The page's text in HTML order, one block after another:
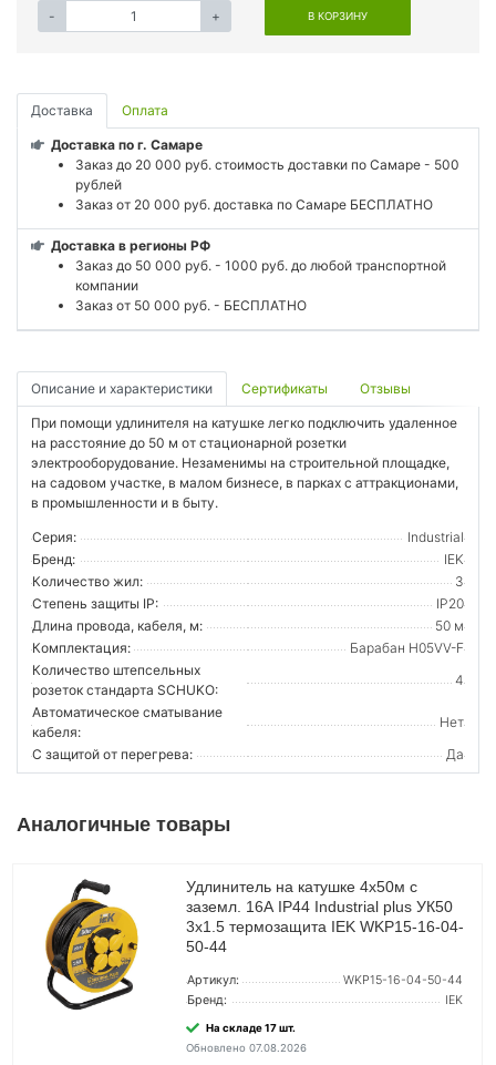
- + В КОРЗИНУ
Доставка Оплата
Доставка по г. Самаре
Заказ до 20 000 руб. стоимость доставки по Самаре - 500
рублей
Заказ от 20 000 руб. доставка по Самаре БЕСПЛАТНО
Доставка в регионы РФ
Заказ до 50 000 руб. - 1000 руб. до любой транспортной
компании
Заказ от 50 000 руб. - БЕСПЛАТНО
Описание и характеристики Сертификаты Отзывы
При помощи удлинителя на катушке легко подключить удаленное
на расстояние до 50 м от стационарной розетки
электрооборудование. Незаменимы на строительной площадке,
на садовом участке, в малом бизнесе, в парках с аттракционами,
в промышленности и в быту.
Серия:
Industrial
Бренд:
IEK
Количество жил:
3
Степень защиты IP:
IP20
Длина провода, кабеля, м:
50 м
Комплектация:
Барабан H05VV-F
Количество штепсельных
розеток стандарта SCHUKO:
4
Автоматическое сматывание
кабеля:
Нет
С защитой от перегрева:
Да
Аналогичные товары
Удлинитель на катушке 4х50м с
заземл. 16А IP44 Industrial plus УК50
3х1.5 термозащита IEK WKP15-16-04-
50-44
Артикул:
WKP15-16-04-50-44
Бренд:
IEK
На складе 17 шт.
Обновлено 07.08.2026